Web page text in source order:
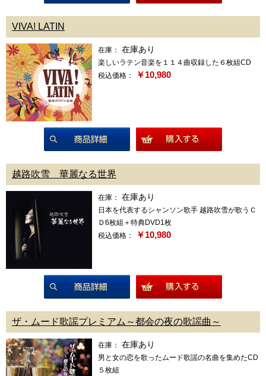
VIVA! LATIN
在庫： 在庫あり
楽しいラテン音楽を１１４曲収録した６枚組CD
税込価格：
￥10,980
越路吹雪 華麗なる世界
在庫： 在庫あり
日本を代表するシャンソン歌手 越路吹雪が歌うＣ
Ｄ6枚組＋特典DVD1枚
税込価格：
￥10,980
ザ・ムード歌謡プレミアム～都会の夜の歌謡曲～
在庫： 在庫あり
男と女の恋を歌ったムード歌謡の名曲を集めたCD
５枚組